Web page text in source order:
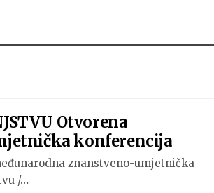
Otvorena
konferencija
znanstveno-umjetnička
/…